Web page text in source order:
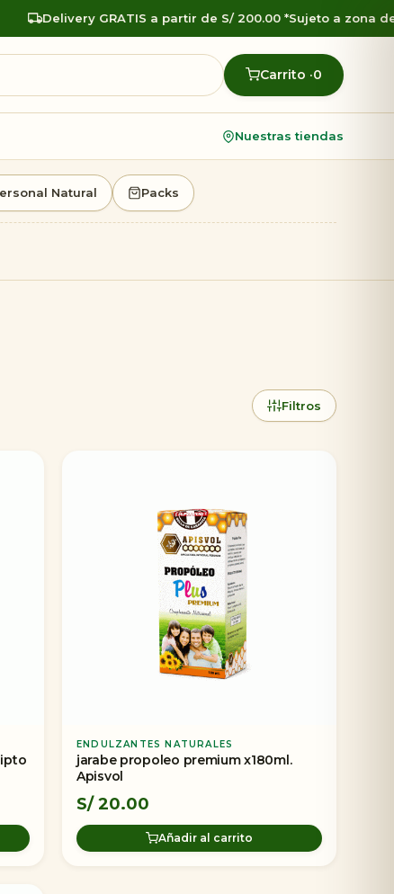
Delivery GRATIS a partir de S/ 200.00 *Sujeto a zona de
Carrito ·0
Nuestras tiendas
Natural Packs
Filtros
ENDULZANTES NATURALES
jarabe propoleo premium x180ml.
Apisvol
S/20.00
Añadir al carrito